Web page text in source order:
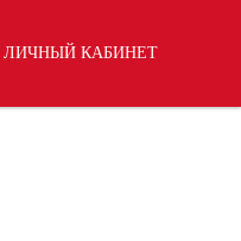
ЛИЧНЫЙ КАБИНЕТ